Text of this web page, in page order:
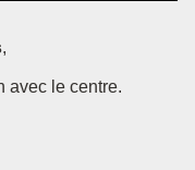
,
avec le centre.